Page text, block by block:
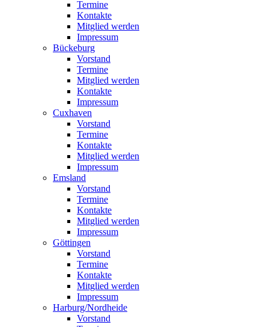
Termine
Kontakte
Mitglied werden
Impressum
Bückeburg
Vorstand
Termine
Mitglied werden
Kontakte
Impressum
Cuxhaven
Vorstand
Termine
Kontakte
Mitglied werden
Impressum
Emsland
Vorstand
Termine
Kontakte
Mitglied werden
Impressum
Göttingen
Vorstand
Termine
Kontakte
Mitglied werden
Impressum
Harburg/Nordheide
Vorstand